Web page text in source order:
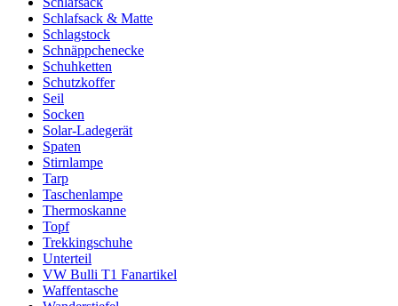
Schlafsack & Matte
Schlagstock
Schnäppchenecke
Schuhketten
Schutzkoffer
Seil
Socken
Solar-Ladegerät
Spaten
Stirnlampe
Tarp
Taschenlampe
Thermoskanne
Topf
Trekkingschuhe
Unterteil
VW Bulli T1 Fanartikel
Waffentasche